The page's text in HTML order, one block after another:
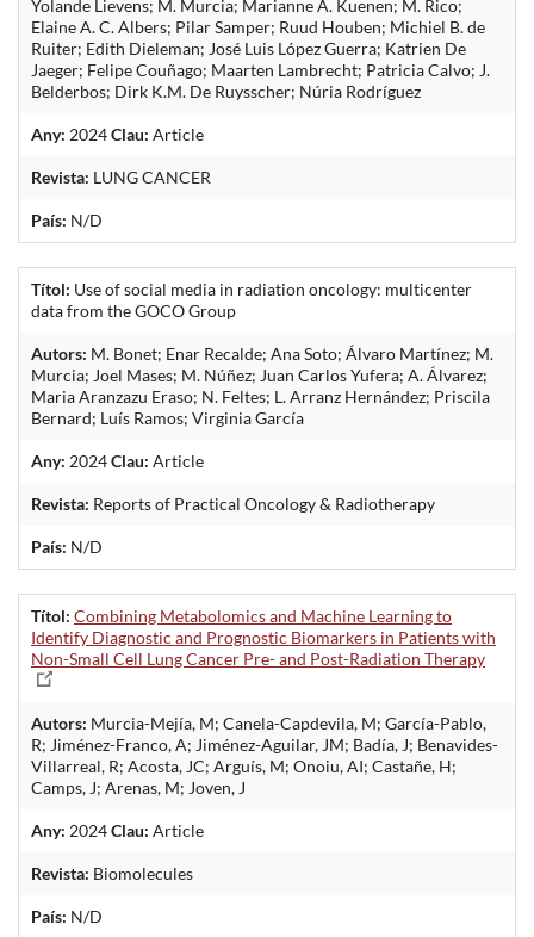
Yolande Lievens; M. Murcia; Marianne A. Kuenen; M. Rico;
Elaine A. C. Albers; Pilar Samper; Ruud Houben; Michiel B. de
Ruiter; Edith Dieleman; José Luis López Guerra; Katrien De
Jaeger; Felipe Couñago; Maarten Lambrecht; Patricia Calvo; J.
Belderbos; Dirk K.M. De Ruysscher; Núria Rodríguez
Any: 2024Clau: Article
Revista: LUNG CANCER
País: N/D
Títol: Use of social media in radiation oncology: multicenter
data from the GOCO Group
Autors: M. Bonet; Enar Recalde; Ana Soto; Álvaro Martínez; M.
Murcia; Joel Mases; M. Núñez; Juan Carlos Yufera; A. Álvarez;
Maria Aranzazu Eraso; N. Feltes; L. Arranz Hernández; Priscila
Bernard; Luís Ramos; Virginia García
Any: 2024Clau: Article
Revista: Reports of Practical Oncology & Radiotherapy
País: N/D
Títol: Combining Metabolomics and Machine Learning to
Identify Diagnostic and Prognostic Biomarkers in Patients with
Non-Small Cell Lung Cancer Pre- and Post-Radiation Therapy
Autors: Murcia-Mejía, M; Canela-Capdevila, M; García-Pablo,
R; Jiménez-Franco, A; Jiménez-Aguilar, JM; Badía, J; Benavides-
Villarreal, R; Acosta, JC; Arguís, M; Onoiu, AI; Castañe, H;
Camps, J; Arenas, M; Joven, J
Any: 2024Clau: Article
Revista: Biomolecules
País: N/D